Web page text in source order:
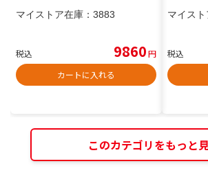
マイストア在庫： 3883
税込 9860円
カートに入れる
マイスト
税込
このカテゴリをもっと